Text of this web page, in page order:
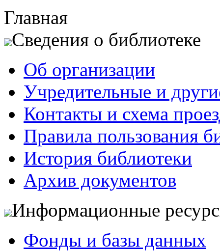
Главная
Сведения о библиотеке
Об организации
Учредительные и
Контакты и схема
Правила пользования
История библиотеки
Архив документов
Информационные
Фонды и базы данных